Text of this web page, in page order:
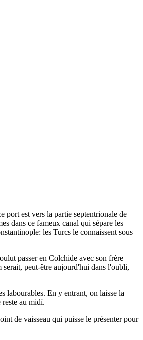
port est vers la partie septentrionale de
dans ce fameux canal qui sépare les
les Turcs le connaissent sous
passer en Colchide avec son frère
peut-être aujourd'hui dans l'oubli,
labourables. En y entrant, on laisse la
au midí.
de vaisseau qui puisse le présenter pour